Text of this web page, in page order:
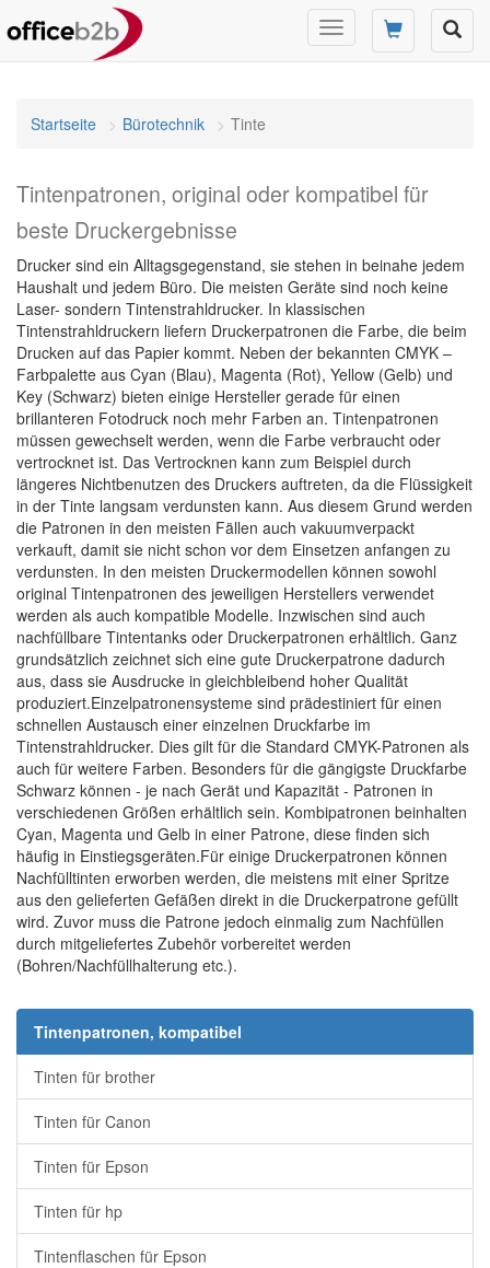
Navigation
umschalten
Startseite Bürotechnik Tinte
Tintenpatronen, original oder kompatibel für
beste Druckergebnisse
Drucker sind ein Alltagsgegenstand, sie stehen in beinahe jedem
Haushalt und jedem Büro. Die meisten Geräte sind noch keine
Laser- sondern Tintenstrahldrucker. In klassischen
Tintenstrahldruckern liefern Druckerpatronen die Farbe, die beim
Drucken auf das Papier kommt. Neben der bekannten CMYK –
Farbpalette aus Cyan (Blau), Magenta (Rot), Yellow (Gelb) und
Key (Schwarz) bieten einige Hersteller gerade für einen
brillanteren Fotodruck noch mehr Farben an. Tintenpatronen
müssen gewechselt werden, wenn die Farbe verbraucht oder
vertrocknet ist. Das Vertrocknen kann zum Beispiel durch
längeres Nichtbenutzen des Druckers auftreten, da die Flüssigkeit
in der Tinte langsam verdunsten kann. Aus diesem Grund werden
die Patronen in den meisten Fällen auch vakuumverpackt
verkauft, damit sie nicht schon vor dem Einsetzen anfangen zu
verdunsten. In den meisten Druckermodellen können sowohl
original Tintenpatronen des jeweiligen Herstellers verwendet
werden als auch kompatible Modelle. Inzwischen sind auch
nachfüllbare Tintentanks oder Druckerpatronen erhältlich. Ganz
grundsätzlich zeichnet sich eine gute Druckerpatrone dadurch
aus, dass sie Ausdrucke in gleichbleibend hoher Qualität
produziert.Einzelpatronensysteme sind prädestiniert für einen
schnellen Austausch einer einzelnen Druckfarbe im
Tintenstrahldrucker. Dies gilt für die Standard CMYK-Patronen als
auch für weitere Farben. Besonders für die gängigste Druckfarbe
Schwarz können - je nach Gerät und Kapazität - Patronen in
verschiedenen Größen erhältlich sein. Kombipatronen beinhalten
Cyan, Magenta und Gelb in einer Patrone, diese finden sich
häufig in Einstiegsgeräten.Für einige Druckerpatronen können
Nachfülltinten erworben werden, die meistens mit einer Spritze
aus den gelieferten Gefäßen direkt in die Druckerpatrone gefüllt
wird. Zuvor muss die Patrone jedoch einmalig zum Nachfüllen
durch mitgeliefertes Zubehör vorbereitet werden
(Bohren/Nachfüllhalterung etc.).
Tintenpatronen, kompatibel
Tinten für brother
Tinten für Canon
Tinten für Epson
Tinten für hp
Tintenflaschen für Epson